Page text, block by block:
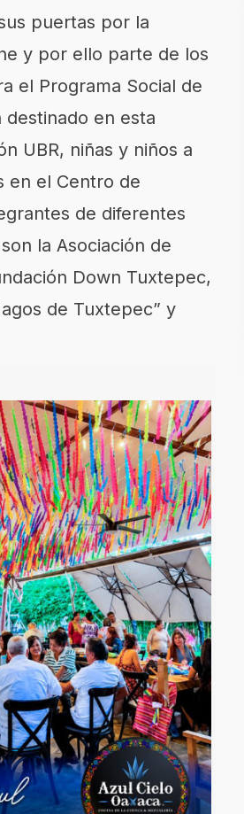
puertas por la
y por ello parte de los
el Programa Social de
destinado en esta
UBR, niñas y niños a
en el Centro de
de diferentes
la Asociación de
Down Tuxtepec,
de Tuxtepec” y